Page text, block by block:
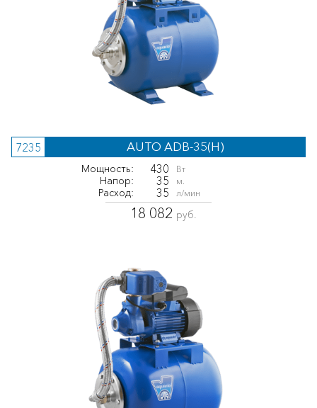
7235 AUTO ADB-35(H)
Мощность: 430 Вт
Напор: 35 м.
Расход: 35 л/мин
18 082 руб.